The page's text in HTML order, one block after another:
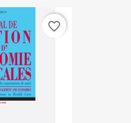
favorite_border